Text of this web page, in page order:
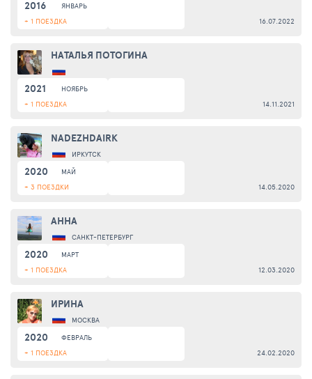
2016
ЯНВАРЬ
+ 1 ПОЕЗДКА
16.07.2022
НАТАЛЬЯ ПОТОГИНА
2021
НОЯБРЬ
+ 1 ПОЕЗДКА
14.11.2021
NADEZHDAIRK
ИРКУТСК
2020
МАЙ
+ 3 ПОЕЗДКИ
14.05.2020
АННА
САНКТ-ПЕТЕРБУРГ
2020
МАРТ
+ 1 ПОЕЗДКА
12.03.2020
ИРИНА
МОСКВА
2020
ФЕВРАЛЬ
+ 1 ПОЕЗДКА
24.02.2020